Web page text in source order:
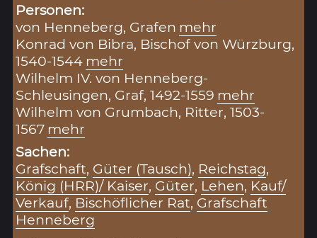
Personen:
von Henneberg, Grafen mehr
Konrad von Bibra, Bischof von Würzburg,
1540-1544 mehr
Wilhelm IV. von Henneberg-
Schleusingen, Graf, 1492-1559 mehr
Wilhelm von Grumbach, Ritter, 1503-
1567 mehr
Sachen:
Grafschaft, Güter (Tausch), Reichstag,
König (HRR)/ Kaiser, Güter, Lehen, Kauf/
Verkauf, Bischöflicher Rat, Grafschaft
Henneberg